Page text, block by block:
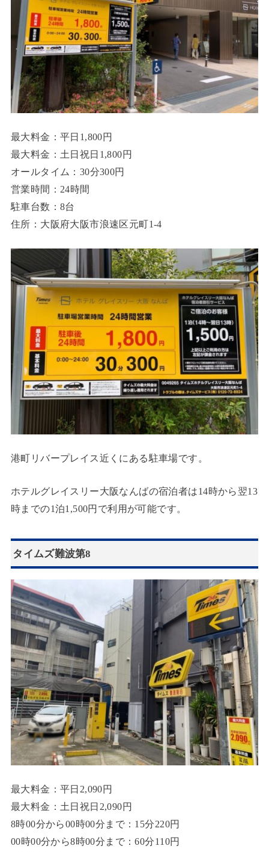
最大料金：平日1,800円
最大料金：土日祝日1,800円
オールタイム：30分300円
営業時間：24時間
駐車台数：8台
住所：大阪府大阪市浪速区元町1-4
港町リバープレイス近くにある駐車場です。
ホテルグレイスリー大阪なんばの宿泊者は14時から翌13
時までの1泊1,500円で利用が可能です。
タイムズ難波第8
最大料金：平日2,090円
最大料金：土日祝日2,090円
8時00分から00時00分まで：15分220円
00時00分から8時00分まで：60分110円